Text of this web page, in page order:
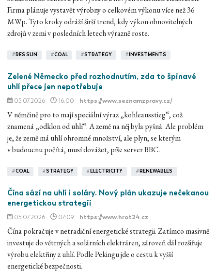
Firma plánuje vystavět výrobny o celkovém výkonu více než 36
MWp. Tyto kroky odráží širší trend, kdy výkon obnovitelných
zdrojů v zemi v posledních letech výrazně roste.
# RES SUN #COAL #STRATEGY # INVESTMENTS
Zelené Německo před rozhodnutím, zda to špinavé
uhlí přece jen nepotřebuje
05.07.2026 16:00 https://www.seznamzpravy.cz/
V němčině pro to mají speciální výraz „kohleausstieg“, což
znamená „odklon od uhlí“. A země na něj byla pyšná. Ale problém
je, že země má uhlí ohromné množství, ale plyn, se kterým
v budoucnu počítá, musí dovážet, píše server BBC.
#COAL #STRATEGY # ELECTRICITY # RENEWABLES
Čína sází na uhlí i soláry. Nový plán ukazuje nečekanou
energetickou strategii
05.07.2026 07:09 https://www.hrot24.cz
Čína pokračuje v netradiční energetické strategii. Zatímco masivně
investuje do větrných a solárních elektráren, zároveň dál rozšiřuje
výrobu elektřiny z uhlí. Podle Pekingu jde o cestu k vyšší
energetické bezpečnosti.